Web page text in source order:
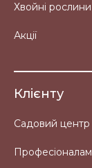
Хвойні рослини
Акції
Клієнту
Садовий центр
Професіоналам